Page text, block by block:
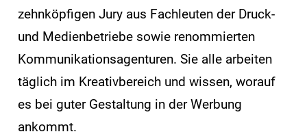
zehnköpfigen Jury aus Fachleuten der Druck-
und Medienbetriebe sowie renommierten
Kommunikationsagenturen. Sie alle arbeiten
täglich im Kreativbereich und wissen, worauf
es bei guter Gestaltung in der Werbung
ankommt.